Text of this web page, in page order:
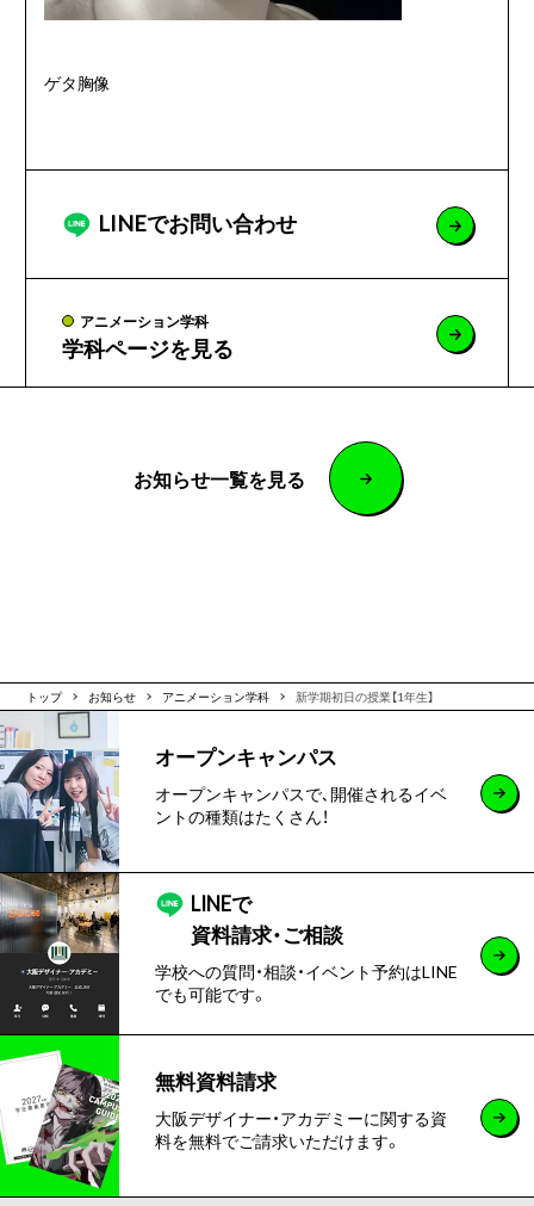
ゲタ胸像
LINEでお問い合わせ
アニメーション学科
学科ページを見る
お知らせ一覧を見る
トップ お知らせ アニメーション学科 新学期初日の授業【1年生】
オープンキャンパス
オープンキャンパスで､開催されるイベ
ントの種類はたくさん！
LINEで
資料請求・ご相談
学校への質問・相談・イベント予約はLINE
でも可能です。
無料資料請求
大阪デザイナー・アカデミーに関する資
料を無料でご請求いただけます。